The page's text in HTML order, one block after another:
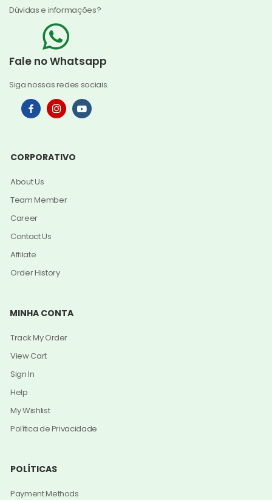
Dúvidas e informações?
Fale no Whatsapp
Siga nossas redes sociais.
CORPORATIVO
About Us
Team Member
Career
Contact Us
Affilate
Order History
MINHA CONTA
Track My Order
View Cart
Sign In
Help
My Wishlist
Política de Privacidade
POLÍTICAS
Payment Methods